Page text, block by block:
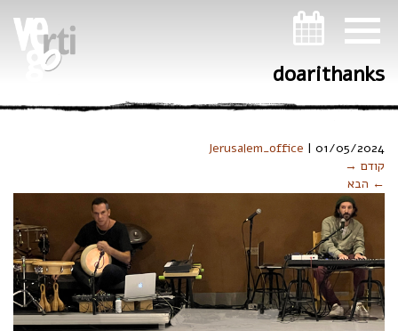
doarithanks
Jerusalem_office | 01/05/2024
קודם →
← הבא